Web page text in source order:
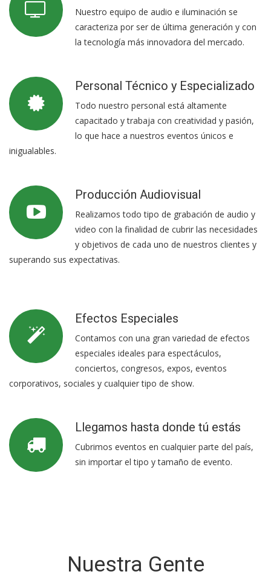
Nuestro equipo de audio e iluminación se
caracteriza por ser de última generación y con
la tecnología más innovadora del mercado.
Personal Técnico y Especializado
Todo nuestro personal está altamente
capacitado y trabaja con creatividad y pasión,
lo que hace a nuestros eventos únicos e
inigualables.
Producción Audiovisual
Realizamos todo tipo de grabación de audio y
video con la finalidad de cubrir las necesidades
y objetivos de cada uno de nuestros clientes y
superando sus expectativas.
Efectos Especiales
Contamos con una gran variedad de efectos
especiales ideales para espectáculos,
conciertos, congresos, expos, eventos
corporativos, sociales y cualquier tipo de show.
Llegamos hasta donde tú estás
Cubrimos eventos en cualquier parte del país,
sin importar el tipo y tamaño de evento.
Nuestra Gente